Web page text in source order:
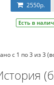
2550р.
Есть в
с 1 по 3 из 3